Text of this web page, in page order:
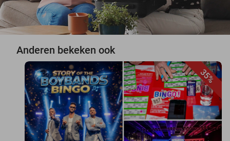
Anderen bekeken ook
35%